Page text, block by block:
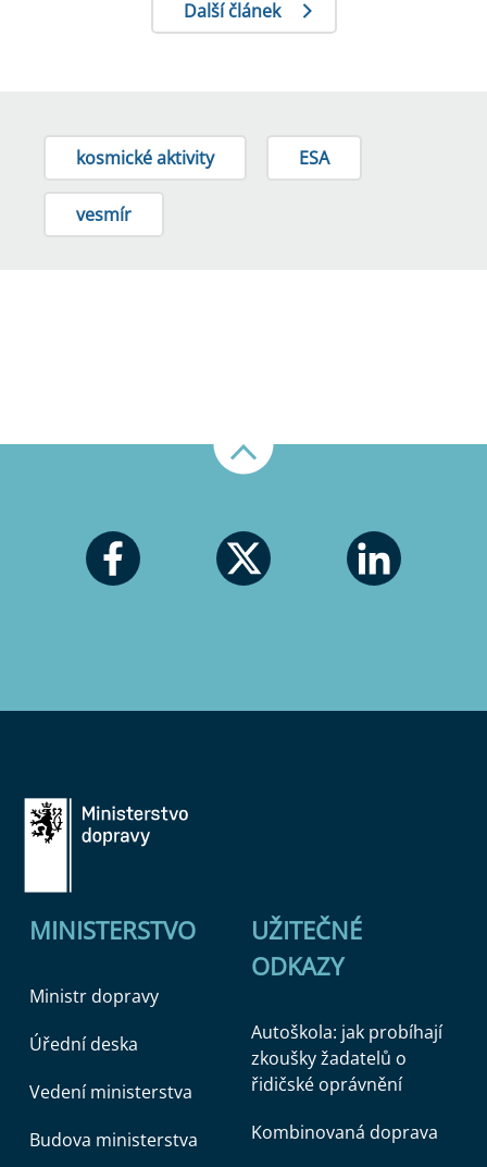
Další článek
kosmické aktivity ESA
vesmír
MINISTERSTVO
Ministr dopravy
Úřední deska
Vedení ministerstva
Budova ministerstva
UŽITEČNÉ
ODKAZY
Autoškola: jak probíhají
zkoušky žadatelů o
řidičské oprávnění
Kombinovaná doprava